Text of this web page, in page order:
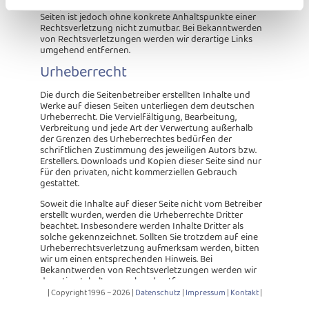
Eine permanente inhaltliche Kontrolle der verlinkten
Seiten ist jedoch ohne konkrete Anhaltspunkte einer
Rechtsverletzung nicht zumutbar. Bei Bekanntwerden
von Rechtsverletzungen werden wir derartige Links
umgehend entfernen.
Urheberrecht
Die durch die Seitenbetreiber erstellten Inhalte und
Werke auf diesen Seiten unterliegen dem deutschen
Urheberrecht. Die Vervielfältigung, Bearbeitung,
Verbreitung und jede Art der Verwertung außerhalb
der Grenzen des Urheberrechtes bedürfen der
schriftlichen Zustimmung des jeweiligen Autors bzw.
Erstellers. Downloads und Kopien dieser Seite sind nur
für den privaten, nicht kommerziellen Gebrauch
gestattet.
Soweit die Inhalte auf dieser Seite nicht vom Betreiber
erstellt wurden, werden die Urheberrechte Dritter
beachtet. Insbesondere werden Inhalte Dritter als
solche gekennzeichnet. Sollten Sie trotzdem auf eine
Urheberrechtsverletzung aufmerksam werden, bitten
wir um einen entsprechenden Hinweis. Bei
Bekanntwerden von Rechtsverletzungen werden wir
derartige Inhalte umgehend entfernen.
| Copyright 1996 – 2026 |Datenschutz|Impressum|Kontakt|